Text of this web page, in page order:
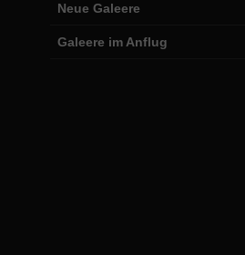
Neue Galeere
Galeere im Anflug